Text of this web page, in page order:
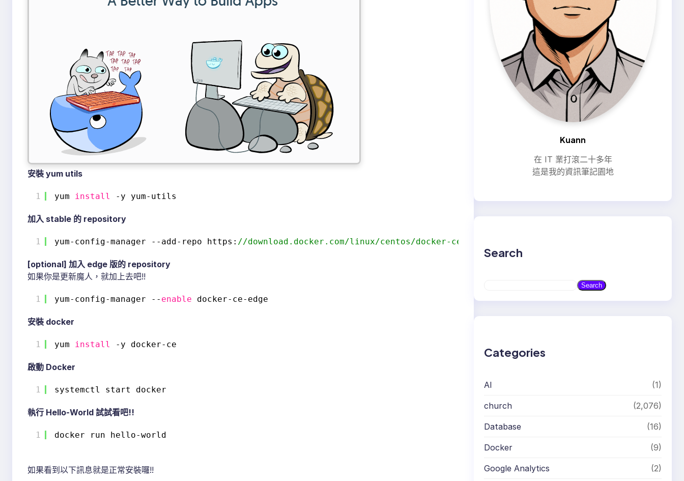
安裝 yum utils
1 yum install -y yum-utils
加入 stable 的 repository
1 yum-config-manager --add-repo https: //download.docker.com/linux/centos/docker-ce.repo
[optional] 加入 edge 版的 repository
如果你是更新魔人，就加上去吧!!
1 yum-config-manager -- enable docker-ce-edge
安裝 docker
1 yum install -y docker-ce
啟動 Docker
1 systemctl start docker
執行 Hello-World 試試看吧!!
1 docker run hello-world
如果看到以下訊息就是正常安裝囉!!
Kuann
在 IT 業打滾二十多年
這是我的資訊筆記園地
Search
Search
Categories
AI (1)
church (2,076)
Database (16)
Docker (9)
Google Analytics (2)